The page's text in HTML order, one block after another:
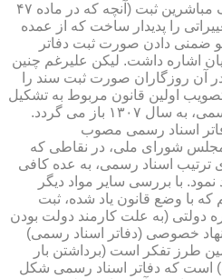
قانون یاد شده، در شرح وظائف مباشرین ثبت (آنچه كه در ماده ۴۷
را پدیدار ساخت كه از عمده
ضمنی دادن صورت ثبت دفاتر
اشاره داشت. لیكن علیرغم چنین
آن روزگاران صورت ثبت سند را
اولین قانون مربوط به تشكیل
مستقل دفترخانه های اسناد رسمی، به سال ۱۳۰۷ باز می گردد.
دفاتر اسناد رسمی مصوب
عدلیه مجلس شورای ملی، در نقاطی كه
ترتیب اسناد رسمی، به عده كافی
با بررسی سایر مواد دیگر
با وضع قانون یاد شده، ثبت
دولتی (به علت كارمند دولت بودن
خصوصی (دفاتر اسناد رسمی)
طرز تفكر است (برداشتن بار
است كه دفاتر اسناد رسمی شكل